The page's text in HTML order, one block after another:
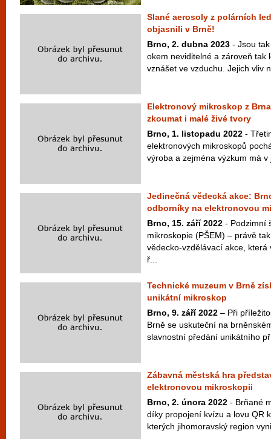
Slané aerosoly z polárních
objasnili v Brně!
Brno, 2. dubna 2023 - Jsou
okem neviditelné a zároveň tak
vznášet ve vzduchu. Jejich vliv
Elektronový mikroskop z
zkoumat i malé živé tvory
Brno, 1. listopadu 2022 -
elektronových mikroskopů
výroba a zejména výzkum má
Jedinečná vědecká akce:
odborníky na elektronovou
Brno, 15. září 2022 - Podzimní
mikroskopie (PŠEM) – právě
vědecko-vzdělávací akce,
ř...
Technické muzeum v Brně
unikátní mikroskop
Brno, 9. září 2022 – Při
Brně se uskuteční na
slavnostní předání unikátního
Zábavná městská hra
elektronovou mikroskopii
Brno, 2. února 2022 - Brňané
díky propojení kvízu a lovu QR
kterých jihomoravský region